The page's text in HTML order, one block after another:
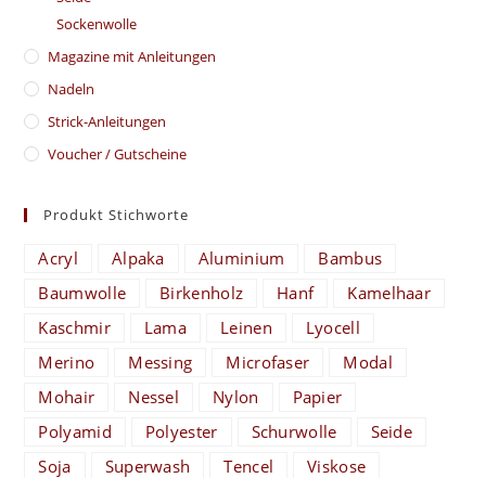
Sockenwolle
Magazine mit Anleitungen
Nadeln
Strick-Anleitungen
Voucher / Gutscheine
Produkt Stichworte
Acryl Alpaka Aluminium
Bambus
Baumwolle
Birkenholz Hanf
Kamelhaar
Kaschmir
Lama Leinen
Lyocell
Merino
Messing Microfaser
Modal
Mohair
Nessel Nylon
Papier
Polyamid
Polyester Schurwolle
Seide
Soja
Superwash Tencel
Viskose